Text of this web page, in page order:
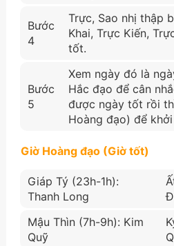
Bước
4
Trực, Sao nhị thập
Khai, Trực Kiến,
tốt.
Bước
5
Xem ngày đó là
Hắc đạo để cân
được ngày tốt rồi
Hoàng đạo) để
Giờ Hoàng đạo (Giờ tốt)
Giáp Tý (23h-1h):
Thanh Long
Mậu Thìn (7h-9h): Kim
Quỹ